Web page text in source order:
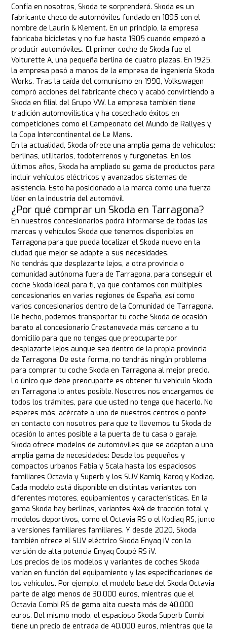
Confía en nosotros, Skoda te sorprenderá. Skoda es un
fabricante checo de automóviles fundado en 1895 con el
nombre de Laurin & Klement. En un principio, la empresa
fabricaba bicicletas y no fue hasta 1905 cuando empezó a
producir automóviles. El primer coche de Skoda fue el
Voiturette A, una pequeña berlina de cuatro plazas. En 1925,
la empresa pasó a manos de la empresa de ingeniería Skoda
Works. Tras la caída del comunismo en 1990, Volkswagen
compró acciones del fabricante checo y acabó convirtiendo a
Skoda en filial del Grupo VW. La empresa también tiene
tradición automovilística y ha cosechado éxitos en
competiciones como el Campeonato del Mundo de Rallyes y
la Copa Intercontinental de Le Mans.
En la actualidad, Skoda ofrece una amplia gama de vehículos:
berlinas, utilitarios, todoterrenos y furgonetas. En los
últimos años, Skoda ha ampliado su gama de productos para
incluir vehículos eléctricos y avanzados sistemas de
asistencia. Esto ha posicionado a la marca como una fuerza
líder en la industria del automóvil.
¿Por qué comprar un Skoda en Tarragona?
En nuestros concesionarios podrá informarse de todas las
marcas y vehículos Skoda que tenemos disponibles en
Tarragona para que pueda localizar el Skoda nuevo en la
ciudad que mejor se adapte a sus necesidades.
No tendrás que desplazarte lejos, a otra provincia o
comunidad autónoma fuera de Tarragona, para conseguir el
coche Skoda ideal para ti, ya que contamos con múltiples
concesionarios en varias regiones de España, así como
varios concesionarios dentro de la Comunidad de Tarragona.
De hecho, podemos transportar tu coche Skoda de ocasión
barato al concesionario Crestanevada más cercano a tu
domicilio para que no tengas que preocuparte por
desplazarte lejos aunque sea dentro de la propia provincia
de Tarragona. De esta forma, no tendrás ningún problema
para comprar tu coche Skoda en Tarragona al mejor precio.
Lo único que debe preocuparte es obtener tu vehículo Skoda
en Tarragona lo antes posible. Nosotros nos encargamos de
todos los trámites, para que usted no tenga que hacerlo. No
esperes más, acércate a uno de nuestros centros o ponte
en contacto con nosotros para que te llevemos tu Skoda de
ocasión lo antes posible a la puerta de tu casa o garaje.
Skoda ofrece modelos de automóviles que se adaptan a una
amplia gama de necesidades: Desde los pequeños y
compactos urbanos Fabia y Scala hasta los espaciosos
familiares Octavia y Superb y los SUV Kamiq, Karoq y Kodiaq.
Cada modelo está disponible en distintas variantes con
diferentes motores, equipamientos y características. En la
gama Skoda hay berlinas, variantes 4x4 de tracción total y
modelos deportivos, como el Octavia RS o el Kodiaq RS, junto
a versiones familiares familiares. Y desde 2020, Skoda
también ofrece el SUV eléctrico Skoda Enyaq iV con la
versión de alta potencia Enyaq Coupé RS iV.
Los precios de los modelos y variantes de coches Skoda
varían en función del equipamiento y las especificaciones de
los vehículos. Por ejemplo, el modelo base del Skoda Octavia
parte de algo menos de 30.000 euros, mientras que el
Octavia Combi RS de gama alta cuesta más de 40.000
euros. Del mismo modo, el espacioso Skoda Superb Combi
tiene un precio de entrada de 40.000 euros, mientras que la